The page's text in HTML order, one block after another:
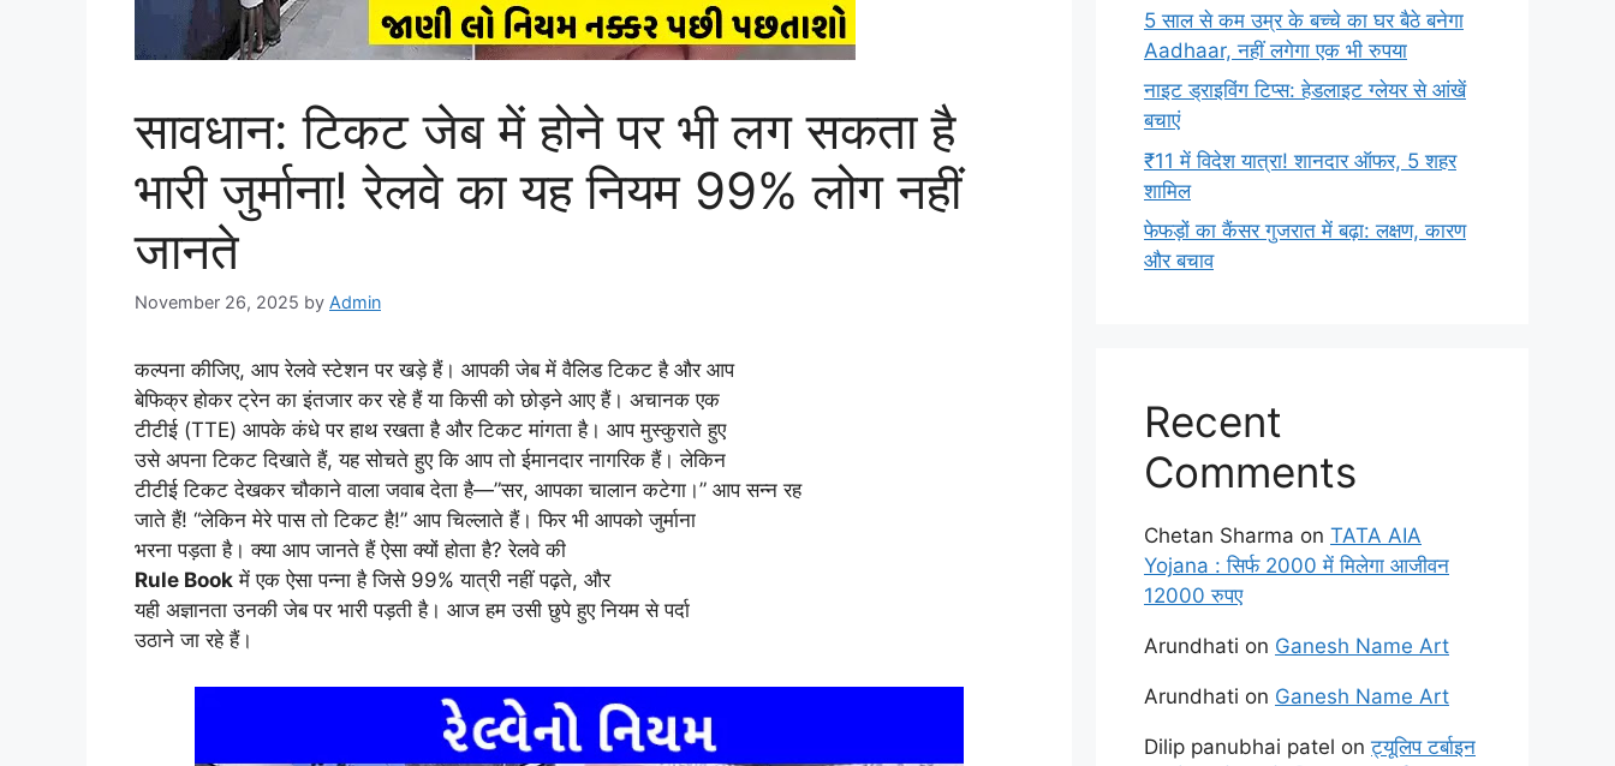
सावधान: टिकट जेब में होने पर भी लग सकता है
भारी जुर्माना! रेलवे का यह नियम 99% लोग नहीं
जानते
November 26, 2025 by Admin
कल्पना कीजिए, आप रेलवे स्टेशन पर खड़े हैं। आपकी जेब में वैलिड टिकट है और आप
बेफिक्र होकर ट्रेन का इंतजार कर रहे हैं या किसी को छोड़ने आए हैं। अचानक एक
टीटीई (TTE) आपके कंधे पर हाथ रखता है और टिकट मांगता है। आप मुस्कुराते हुए
उसे अपना टिकट दिखाते हैं, यह सोचते हुए कि आप तो ईमानदार नागरिक हैं। लेकिन
टीटीई टिकट देखकर चौकाने वाला जवाब देता है—”सर, आपका चालान कटेगा।” आप सन्न रह
जाते हैं! “लेकिन मेरे पास तो टिकट है!” आप चिल्लाते हैं। फिर भी आपको जुर्माना
भरना पड़ता है। क्या आप जानते हैं ऐसा क्यों होता है? रेलवे की
Rule Book में एक ऐसा पन्ना है जिसे 99% यात्री नहीं पढ़ते, और
यही अज्ञानता उनकी जेब पर भारी पड़ती है। आज हम उसी छुपे हुए नियम से पर्दा
उठाने जा रहे हैं।
5 साल से कम उम्र के बच्चे का घर बैठे बनेगा
Aadhaar, नहीं लगेगा एक भी रुपया
नाइट ड्राइविंग टिप्स: हेडलाइट ग्लेयर से आंखें
बचाएं
₹11 में विदेश यात्रा! शानदार ऑफर, 5 शहर
शामिल
फेफड़ों का कैंसर गुजरात में बढ़ा: लक्षण, कारण
और बचाव
Recent
Comments
Chetan Sharma on TATA AIA
Yojana : सिर्फ 2000 में मिलेगा आजीवन
12000 रुपए
Arundhati on Ganesh Name Art
Arundhati on Ganesh Name Art
Dilip panubhai patel onट्यूलिप टर्बाइन